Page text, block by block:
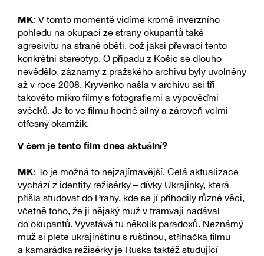
MK: V tomto momentě vidíme kromě inverzního
pohledu na okupaci ze strany okupantů také
agresivitu na straně obětí, což jaksi převrací tento
konkrétní stereotyp. O případu z Košic se dlouho
nevědělo, záznamy z pražského archivu byly uvolněny
až v roce 2008. Kryvenko našla v archivu asi tři
takovéto mikro filmy s fotografiemi a výpověďmi
svědků. Je to ve filmu hodně silný a zároveň velmi
otřesný okamžik.
V čem je tento film dnes aktuální?
MK: To je možná to nejzajímavější. Celá aktualizace
vychází z identity režisérky – dívky Ukrajinky, která
přišla studovat do Prahy, kde se jí přihodily různé věci,
včetně toho, že ji nějaký muž v tramvaji nadával
do okupantů. Vyvstává tu několik paradoxů. Neznámý
muž si plete ukrajinštinu s ruštinou, střihačka filmu
a kamarádka režisérky je Ruska taktéž studující